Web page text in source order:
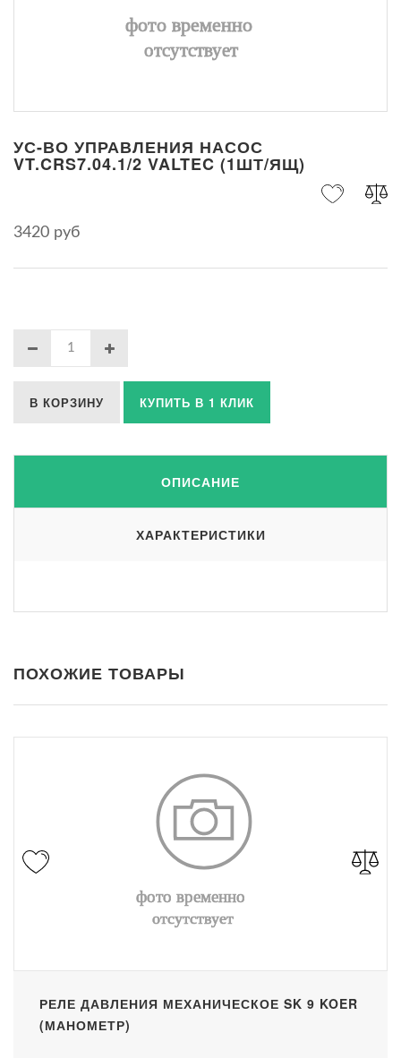
УС-ВО УПРАВЛЕНИЯ НАСОС
VT.CRS7.04.1/2 VALTEC (1ШТ/ЯЩ)
3420 руб
В КОРЗИНУ КУПИТЬ В 1 КЛИК
ОПИСАНИЕ
ХАРАКТЕРИСТИКИ
ПОХОЖИЕ ТОВАРЫ
РЕЛЕ ДАВЛЕНИЯ МЕХАНИЧЕСКОЕ SK 9 KOER
(МАНОМЕТР)